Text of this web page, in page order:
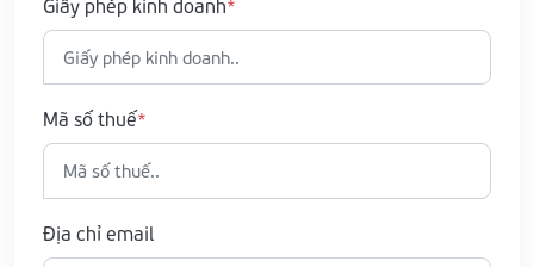
Mã số thuế
Địa chỉ email